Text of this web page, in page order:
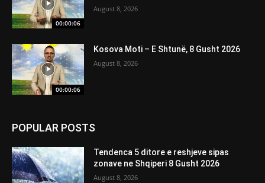
00:00:06
August 8, 2026
00:00:06
Kosova Moti – E Shtunë, 8 Gusht 2026
August 8, 2026
POPULAR POSTS
Tendenca 5 ditore e reshjeve sipas
zonave ne Shqiperi 8 Gusht 2026
August 8, 2026